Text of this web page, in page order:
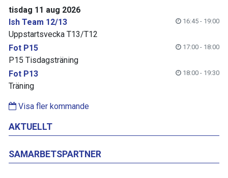
tisdag 11 aug 2026
Ish Team 12/13
16:45 - 19:00
Uppstartsvecka T13/T12
Fot P15
17:00 - 18:00
P15 Tisdagsträning
Fot P13
18:00 - 19:30
Träning
Visa fler kommande
AKTUELLT
SAMARBETSPARTNER